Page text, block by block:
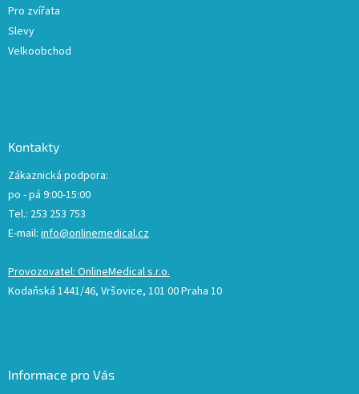
Pro zvířata
Slevy
Velkoobchod
Kontakty
Zákaznická podpora:
po - pá 9:00-15:00
Tel.: 253 253 753
E-mail: info@onlinemedical.cz
Provozovatel: OnlineMedical s.r.o.
Kodaňská 1441/46, Vršovice, 101 00 Praha 10
Informace pro Vás